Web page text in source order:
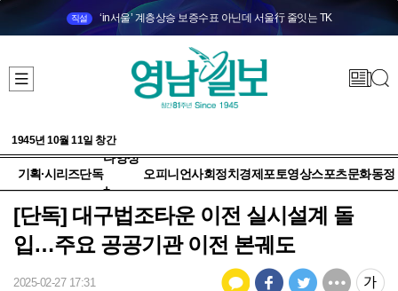
직설 ‘in서울’ 계층상승 보증수표 아닌데 서울行 줄잇는 TK
1945년 10월 11일 창간
기획·시리즈단독
다양성
+
오피니언사회정치 경제 포토영상스포츠문화동정
[단독] 대구법조타운 이전 실시설계 돌
입…주요 공공기관 이전 본궤도
2025-02-27 17:31